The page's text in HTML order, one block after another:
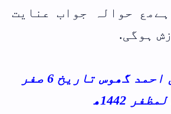
حوالہ جواب عنایت
ہوگی.
سائل. ذیشان احمد گھوس تاریخ 6 صفر
1442ھ